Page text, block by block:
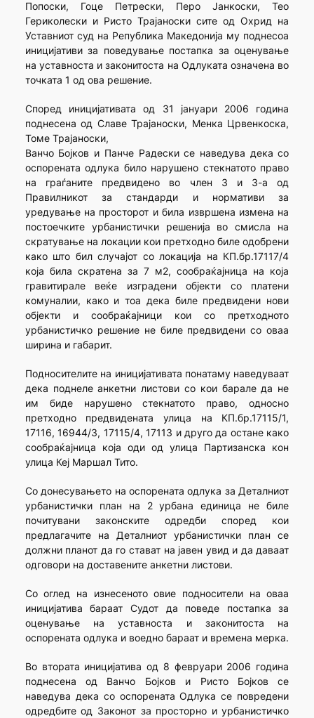
Попоски, Гоце Петрески, Перо Јанкоски, Тео
Гериколески и Ристо Трајаноски сите од Охрид на
Уставниот суд на Република Македонија му поднесоа
иницијативи за поведување постапка за оценување
на уставноста и законитоста на Одлуката означена во
точката 1 од ова решение.
Според иницијативата од 31 јануари 2006 година
поднесена од Славе Трајаноски, Менка Црвенкоска,
Томе Трајаноски,
Ванчо Бојков и Панче Радески се наведува дека со
оспорената одлука било нарушено стекнатото право
на граѓаните предвидено во член 3 и 3-а од
Правилникот за стандарди и нормативи за
уредување на просторот и била извршена измена на
постоечките урбанистички решенија во смисла на
скратување на локации кои претходно биле одобрени
како што бил случајот со локација на КП.бр.17117/4
која била скратена за 7 м2, сообраќајница на која
гравитирале веќе изградени објекти со платени
комуналии, како и тоа дека биле предвидени нови
објекти и сообраќајници кои со претходното
урбанистичко решение не биле предвидени со оваа
ширина и габарит.
Подносителите на иницијативата понатаму наведуваат
дека поднеле анкетни листови со кои барале да не
им биде нарушено стекнатото право, односно
претходно предвидената улица на КП.бр.17115/1,
17116, 16944/3, 17115/4, 17113 и друго да остане како
сообраќајница која оди од улица Партизанска кон
улица Кеј Маршал Тито.
Со донесувањето на оспорената одлука за Деталниот
урбанистички план на 2 урбана единица не биле
почитувани законските одредби според кои
предлагачите на Деталниот урбанистички план се
должни планот да го стават на јавен увид и да даваат
одговори на доставените анкетни листови.
Со оглед на изнесеното овие подносители на оваа
иницијатива бараат Судот да поведе постапка за
оценување на уставноста и законитоста на
оспорената одлука и воедно бараат и времена мерка.
Во втората иницијатива од 8 февруари 2006 година
поднесена од Ванчо Бојков и Ристо Бојков се
наведува дека со оспорената Одлука се повредени
одредбите од Законот за просторно и урбанистичко